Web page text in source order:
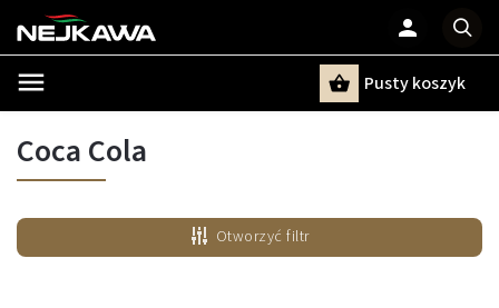
Pusty koszyk
Coca Cola
Otworzyć filtr